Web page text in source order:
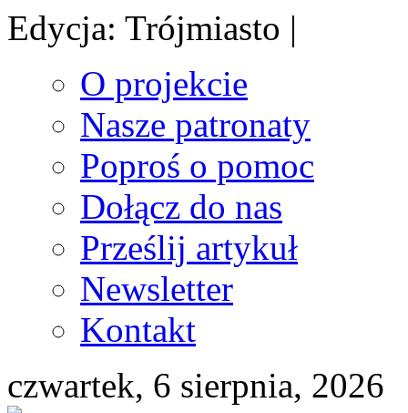
Edycja: Trójmiasto |
O projekcie
Nasze patronaty
Poproś o pomoc
Dołącz do nas
Prześlij artykuł
Newsletter
Kontakt
czwartek, 6 sierpnia, 2026